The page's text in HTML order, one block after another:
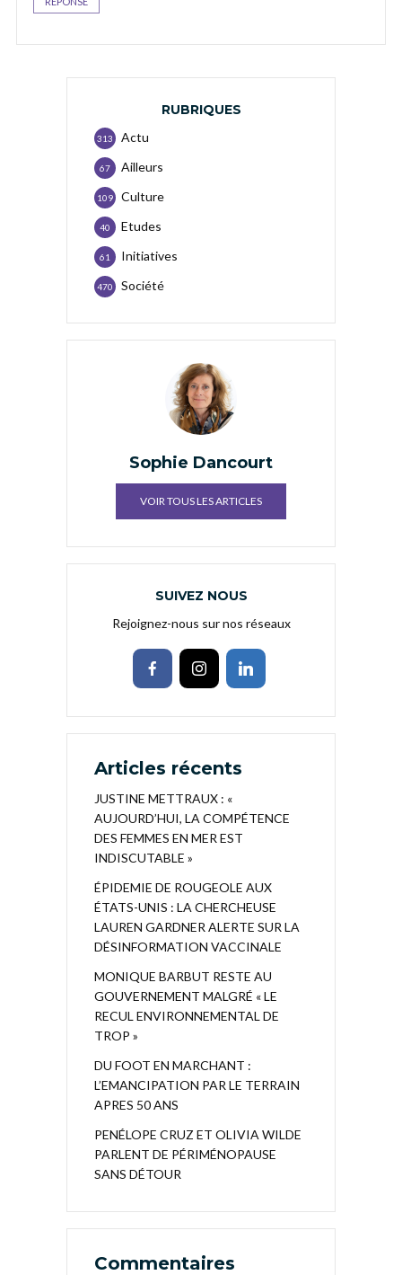
RUBRIQUES
Actu
313
Ailleurs
67
Culture
109
Etudes
40
Initiatives
61
Société
470
Sophie Dancourt
VOIR TOUS LES ARTICLES
SUIVEZ NOUS
Rejoignez-nous sur nos réseaux
Articles récents
JUSTINE METTRAUX : «
AUJOURD’HUI, LA COMPÉTENCE
DES FEMMES EN MER EST
INDISCUTABLE »
ÉPIDEMIE DE ROUGEOLE AUX
ÉTATS-UNIS : LA CHERCHEUSE
LAUREN GARDNER ALERTE SUR LA
DÉSINFORMATION VACCINALE
MONIQUE BARBUT RESTE AU
GOUVERNEMENT MALGRÉ « LE
RECUL ENVIRONNEMENTAL DE
TROP »
DU FOOT EN MARCHANT :
L’EMANCIPATION PAR LE TERRAIN
APRES 50 ANS
PENÉLOPE CRUZ ET OLIVIA WILDE
PARLENT DE PÉRIMÉNOPAUSE
SANS DÉTOUR
Commentaires